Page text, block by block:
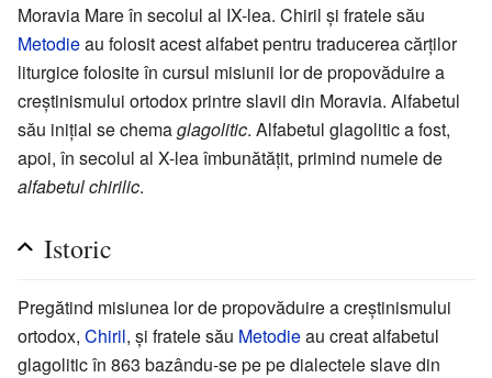
Moravia Mare în secolul al IX-lea. Chiril și fratele său
Metodieau folosit acest alfabet pentru traducerea cărților
liturgice folosite în cursul misiunii lor de propovăduire a
creștinismului ortodox printre slavii din Moravia. Alfabetul
său inițial se chemaglagolitic. Alfabetul glagolitic a fost,
apoi, în secolul al X-lea îmbunătățit, primind numele de
alfabetul chirilic.
Istoric
Pregătind misiunea lor de propovăduire a creștinismului
ortodox, Chiril, și fratele său Metodieau creat alfabetul
glagolitic în 863 bazându-se pe pe dialectele slave din